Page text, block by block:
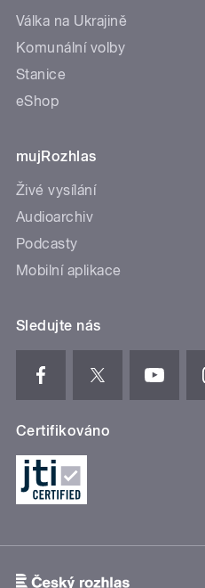
Válka na Ukrajině
Komunální volby
Stanice
eShop
mujRozhlas
Živé vysílání
Audioarchiv
Podcasty
Mobilní aplikace
Sledujte nás
Certifikováno